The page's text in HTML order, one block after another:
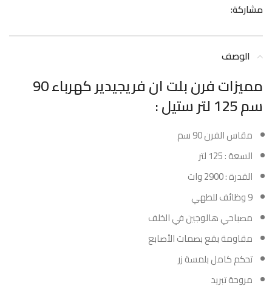
مشاركة:
الوصف
مميزات فرن بلت ان فريجيدير كهرباء 90
سم 125 لتر ستيل :
مقاس الفرن 90 سم
السعة : 125 لتر
القدرة : 2900 وات
9 وظائف للطهي
مصباحي هالوجين في الخلف
مقاومة بقع بصمات الأصابع
تحكم كامل بلمسة زر
مروحة تبريد